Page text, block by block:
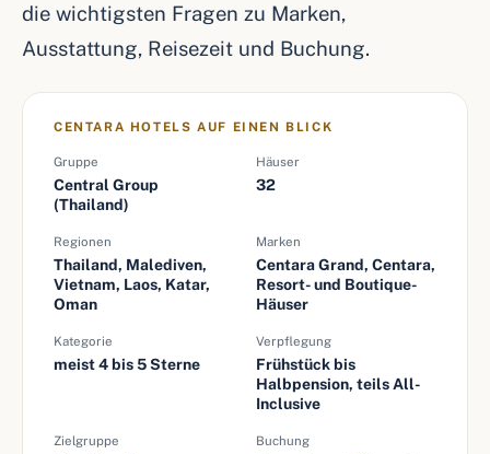
die wichtigsten Fragen zu Marken,
Ausstattung, Reisezeit und Buchung.
CENTARA HOTELS AUF EINEN BLICK
Gruppe
Central Group
(Thailand)
Häuser
32
Regionen
Thailand, Malediven,
Vietnam, Laos, Katar,
Oman
Marken
Centara Grand, Centara,
Resort- und Boutique-
Häuser
Kategorie
meist 4 bis 5 Sterne
Verpflegung
Frühstück bis
Halbpension, teils All-
Inclusive
Zielgruppe Buchung